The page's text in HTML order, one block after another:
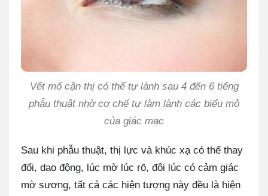
Vết mổ cận thị có thể tự lành sau 4 đến 6 tiếng
phẫu thuật nhờ cơ chế tự làm lành các biểu mô
của giác mạc
Sau khi phẫu thuật, thị lực và khúc xạ có thể thay
đổi, dao động, lúc mờ lúc rõ, đôi lúc có cảm giác
mờ sương, tất cả các hiện tượng này đều là hiện